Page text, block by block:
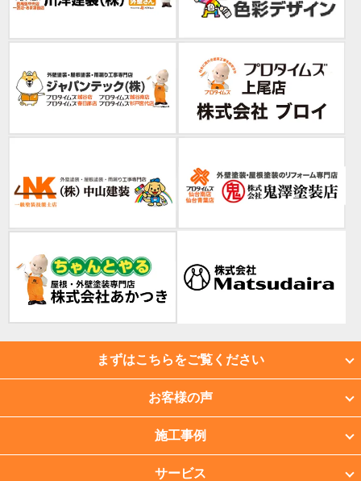
まずはこちらをご覧ください
お客様の声
施工事例
サービス